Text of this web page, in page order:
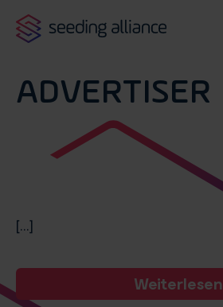
ADVERTISER
[...]
Weiterlesen